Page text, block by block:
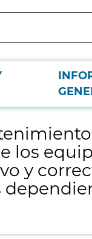
y correctivo de
de Salud
los
y